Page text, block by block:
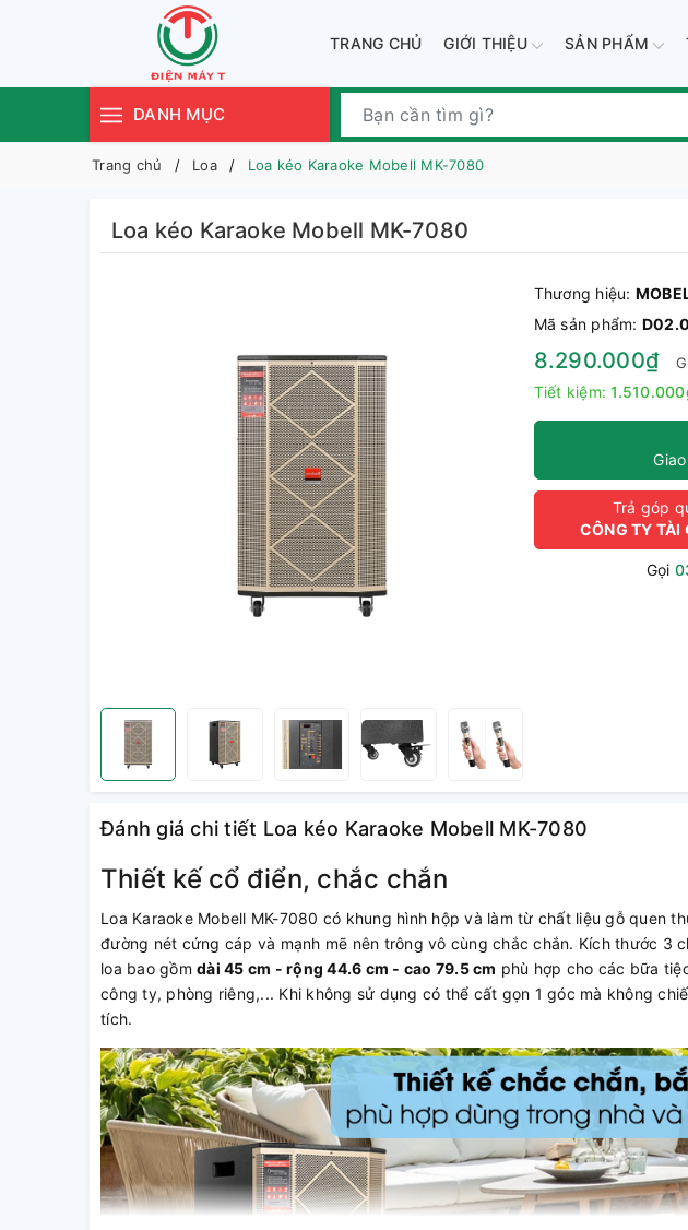
TRANG CHỦ GIỚI THIỆU SẢN PHẨM
DANH MỤC
Trang chủ Loa Loa kéo Karaoke Mobell MK-7080
Loa kéo Karaoke Mobell MK-7080
Thương hiệu:
Mã sản phẩm:
8.290.000₫
Tiết kiệm:
Trả góp
CÔNG TY TÀI
Gọi
Đánh giá chi tiết Loa kéo Karaoke Mobell MK-7080
Thiết kế cổ điển, chắc chắn
Loa Karaoke Mobell MK-7080 có khung hình hộp và làm từ chất liệu gỗ quen
đường nét cứng cáp và mạnh mẽ nên trông vô cùng chắc chắn. Kích thước 3
loa bao gồm dài 45 cm - rộng 44.6 cm - cao 79.5 cm phù hợp cho các bữa
công ty, phòng riêng,... Khi không sử dụng có thể cất gọn 1 góc mà không
tích.